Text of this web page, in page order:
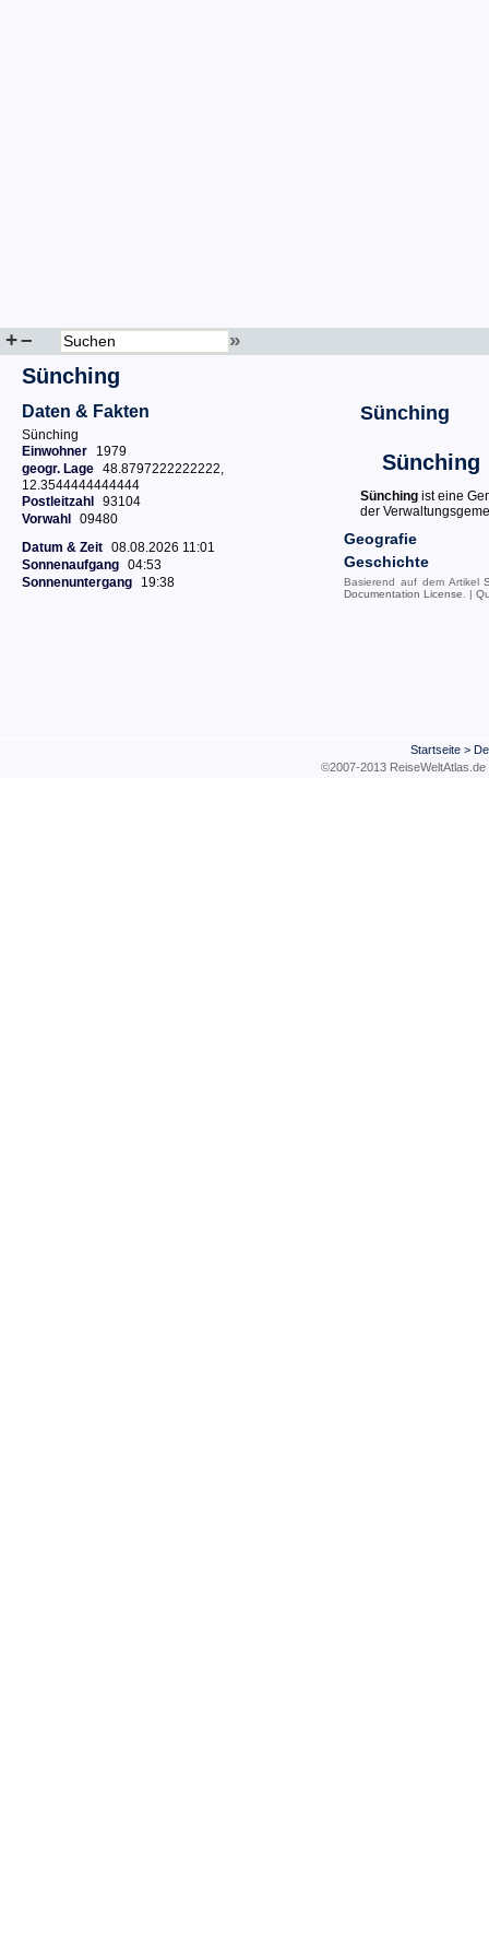
+– »
Sünching
Daten & Fakten
Sünching
Einwohner
1979
geogr. Lage 48.8797222222222,
12.3544444444444
Postleitzahl
93104
Vorwahl
09480
Datum & Zeit 08.08.2026 11:01
Sonnenaufgang 04:53
Sonnenuntergang
19:38
Sünching
Sünching
Sünching ist eine
der
Geografie
Geschichte
Basierend auf dem Artikel
Documentation License . |
Startseite>
©2007-2013